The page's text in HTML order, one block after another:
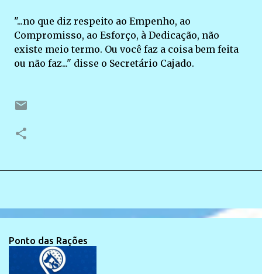
"...no que diz respeito ao Empenho, ao
Compromisso, ao Esforço, à Dedicação, não
existe meio termo. Ou você faz a coisa bem feita
ou não faz..." disse o Secretário Cajado.
Ponto das Rações